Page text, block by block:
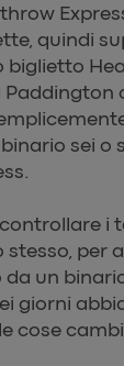
quindi
biglietto
Paddington
sei o
i
stesso, per
un
giorni
cose